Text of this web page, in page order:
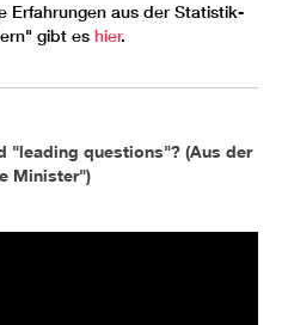
Erfahrungen aus der Statistik-
gibt es hier.
"leading questions"? (Aus der
Minister")